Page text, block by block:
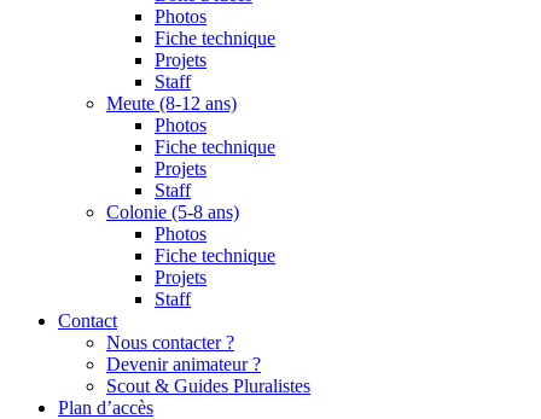
Photos
Fiche technique
Projets
Staff
Meute (8-12 ans)
Photos
Fiche technique
Projets
Staff
Colonie (5-8 ans)
Photos
Fiche technique
Projets
Staff
Contact
Nous contacter ?
Devenir animateur ?
Scout & Guides Pluralistes
Plan d’accès